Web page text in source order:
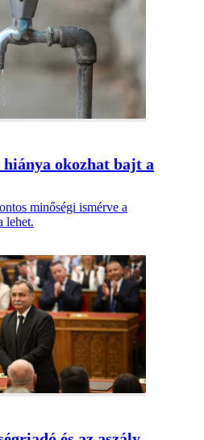
okozhat bajt a
minőségi ismérve a
lehet.